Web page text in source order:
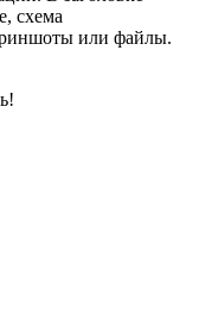
схема
или файлы.